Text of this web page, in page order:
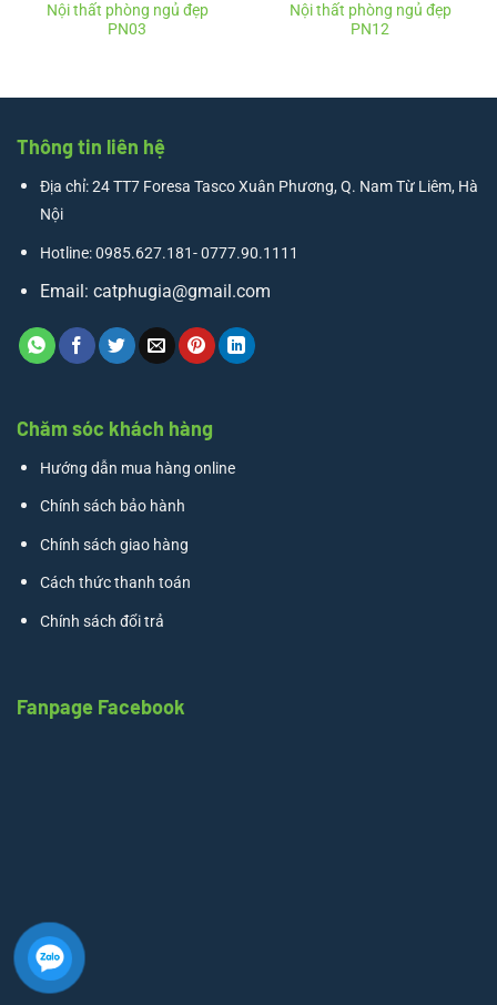
Nội thất phòng ngủ đẹp
PN03
Nội thất phòng ngủ đẹp
PN12
Thông tin liên hệ
Địa chỉ: 24 TT7 Foresa Tasco Xuân Phương, Q. Nam Từ Liêm, Hà
Nội
Hotline: 0985.627.181- 0777.90.1111
Email: catphugia@gmail.com
Chăm sóc khách hàng
Hướng dẫn mua hàng online
Chính sách bảo hành
Chính sách giao hàng
Cách thức thanh toán
Chính sách đổi trả
Fanpage Facebook